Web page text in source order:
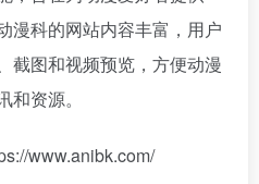
漫科的网站内容丰富，用户
截图和视频预览，方便动漫
资源。
www.anibk.com/